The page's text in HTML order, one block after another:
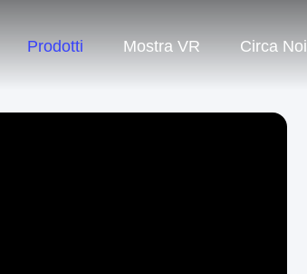
Prodotti Mostra VR Circa Noi